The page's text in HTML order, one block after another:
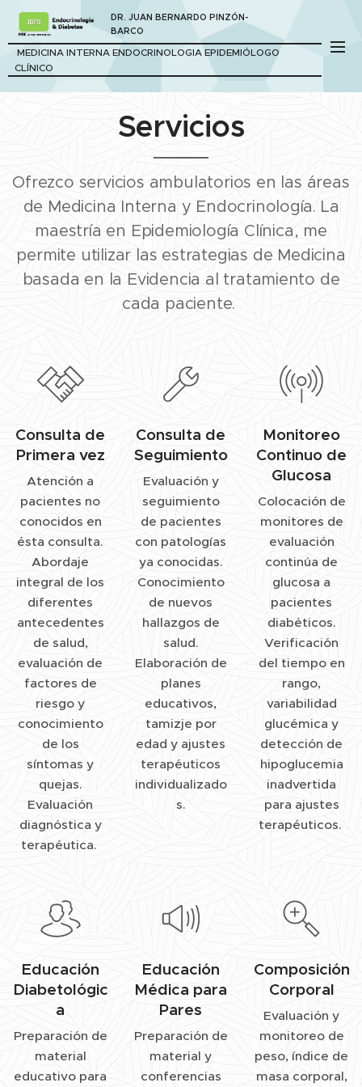
DR. JUAN BERNARDO PINZÓN-
BARCO
MEDICINA INTERNA ENDOCRINOLOGIA EPIDEMIÓLOGO
CLÍNICO
Servicios
Ofrezco servicios ambulatorios en las áreas
de Medicina Interna y Endocrinología. La
maestría en Epidemiología Clínica, me
permite utilizar las estrategias de Medicina
basada en la Evidencia al tratamiento de
cada paciente.
Consulta de
Primera vez
Atención a
pacientes no
conocidos en
ésta consulta.
Abordaje
integral de los
diferentes
antecedentes
de salud,
evaluación de
factores de
riesgo y
conocimiento
de los
síntomas y
quejas.
Evaluación
diagnóstica y
terapéutica.
Consulta de
Seguimiento
Evaluación y
seguimiento
de pacientes
con patologías
ya conocidas.
Conocimiento
de nuevos
hallazgos de
salud.
Elaboración de
planes
educativos,
tamizje por
edad y ajustes
terapéuticos
individualizado
s.
Monitoreo
Continuo de
Glucosa
Colocación de
monitores de
evaluación
continúa de
glucosa a
pacientes
diabéticos.
Verificación
del tiempo en
rango,
variabilidad
glucémica y
detección de
hipoglucemia
inadvertida
para ajustes
terapéuticos.
Educación
Diabetológic
a
Preparación de
material
educativo para
Educación
Médica para
Pares
Preparación de
material y
conferencias
Composición
Corporal
Evaluación y
monitoreo de
peso, índice de
masa corporal,